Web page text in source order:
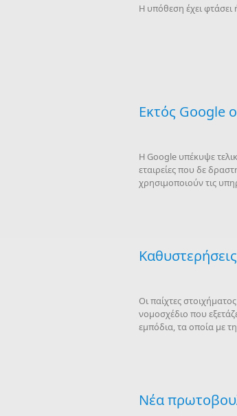
Η υπόθεση έχει
Εκτός Google
Η Google υπέκυψε
εταιρείες που δε
χρησιμοποιούν τις
Οι παίχτες
νομοσχέδιο που
εμπόδια, τα οποία με
Νέα